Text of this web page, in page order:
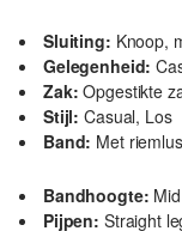
Sluiting: Knoop,
Gelegenheid:
Zak: Opgestikte
Stijl: Casual, Los
Band: Met
Bandhoogte:
Pijpen: Straight